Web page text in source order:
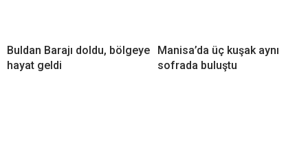
Buldan Barajı doldu, bölgeye
hayat geldi
Manisa’da üç kuşak aynı
sofrada buluştu